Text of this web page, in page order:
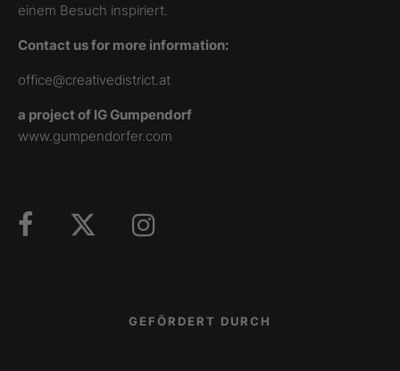
einem Besuch inspiriert.
Contact us for more information:
office@creativedistrict.at
a project of IG Gumpendorf
www.gumpendorfer.com
GEFÖRDERT DURCH